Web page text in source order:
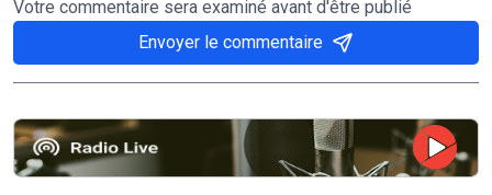
Votre commentaire sera examiné avant d'être publié
Envoyer le commentaire